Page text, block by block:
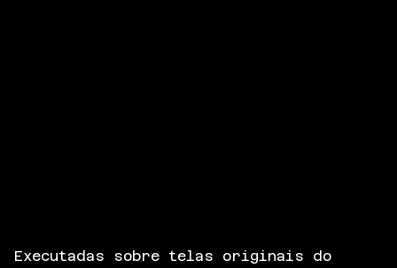
Executadas sobre telas originais do